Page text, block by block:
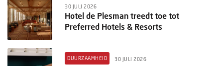
30 JULI 2026
Hotel de Plesman treedt toe tot
Preferred Hotels & Resorts
DUURZAAMHEID 30 JULI 2026